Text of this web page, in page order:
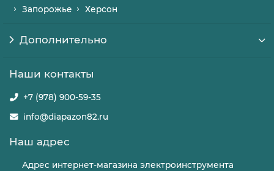
Запорожье
Херсон
Дополнительно
Наши контакты
+7 (978) 900-59-35
info@diapazon82.ru
Наш адрес
Адрес интернет-магазина электроинструмента